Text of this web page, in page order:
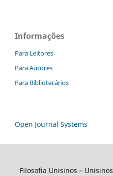
Informações
Para Leitores
Para Autores
Para Bibliotecários
Open Journal Systems
Filosofia Unisinos –